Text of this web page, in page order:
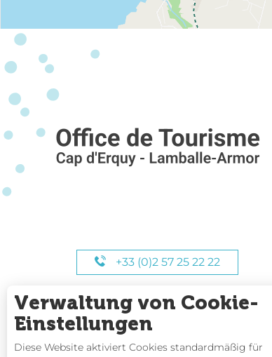
+33 (0)2 57 25 22 22
UNSERE STUNDEN
Verwaltung von Cookie-
Einstellungen
Diese Website aktiviert Cookies standardmäßig für